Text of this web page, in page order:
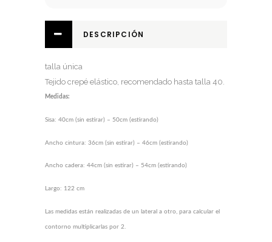
DESCRIPCIÓN
talla única
Tejido crepé elástico, recomendado hasta talla 40.
Medidas:
Sisa: 40cm (sin estirar) – 50cm (estirando)
Ancho cintura: 36cm (sin estirar) – 46cm (estirando)
Ancho cadera: 44cm (sin estirar) – 54cm (estirando)
Largo: 122 cm
Las medidas están realizadas de un lateral a otro, para calcular el
contorno multiplicarlas por 2.